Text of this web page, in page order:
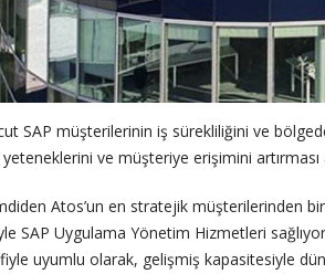
SAP müşterilerinin iş sürekliliğini ve
ve müşteriye erişimini artırması
Atos’un en stratejik müşterilerinden
SAP Uygulama Yönetim Hizmetleri
uyumlu olarak, gelişmiş kapasitesiyle